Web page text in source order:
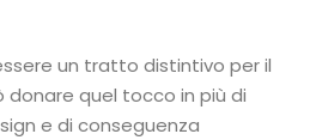
un tratto distintivo per il
donare quel tocco in più di
e di conseguenza